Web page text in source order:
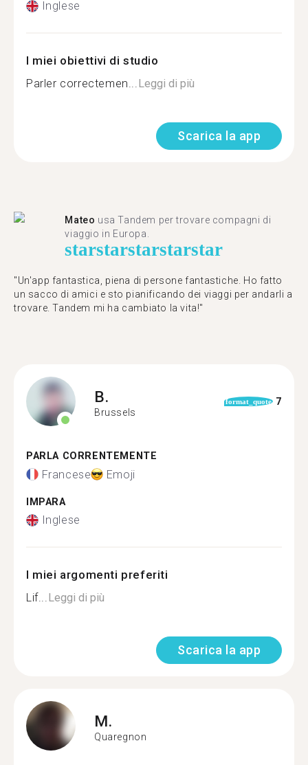
Inglese
I miei obiettivi di studio
Parler correctemen...Leggi di più
Scarica la app
Mateo usa Tandem per trovare compagni di
viaggio in Europa.
starstarstarstarstar
"Un'app fantastica, piena di persone fantastiche. Ho fatto
un sacco di amici e sto pianificando dei viaggi per andarli a
trovare. Tandem mi ha cambiato la vita!"
B.
Brussels
format_quote 7
PARLA CORRENTEMENTE
Francese Emoji
IMPARA
Inglese
I miei argomenti preferiti
Lif...Leggi di più
Scarica la app
M.
Quaregnon